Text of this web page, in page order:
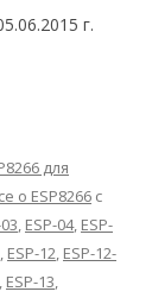
г.
для
о ESP8266 с
, ESP-04, ESP-
, ESP-12, ESP-12-
, ESP-13,